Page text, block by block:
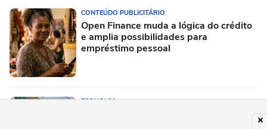
CONTEÚDO PUBLICITÁRIO
Open Finance muda a lógica do crédito
e amplia possibilidades para
empréstimo pessoal
ECONOMIA
Mega-Sena pode pagar R$ 150 milhões